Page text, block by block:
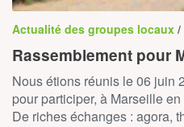
Actualité des groupes locaux /
Rassemblement pour
Nous étions réunis le 06 juin
pour participer, à Marseille
De riches échanges : agora,